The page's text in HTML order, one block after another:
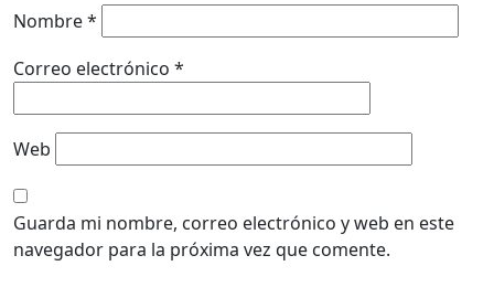
Nombre*
Correo electrónico *
Web
Guarda mi nombre, correo electrónico y web en este
navegador para la próxima vez que comente.